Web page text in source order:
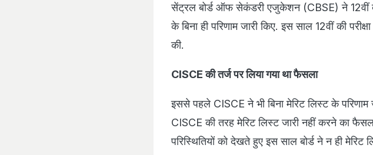
सेंट्रल बोर्ड ऑफ सेकंडरी एजुकेशन (CBSE) ने 12वीं
के बिना ही परिणाम जारी किए. इस साल 12वीं की
की.
CISCE की तर्ज पर लिया गया था फैसला
इससे पहले CISCE ने भी बिना मेरिट लिस्ट के
CISCE की तरह मेरिट लिस्ट जारी नहीं करने का
परिस्थितियों को देखते हुए इस साल बोर्ड ने न ही मेरिट